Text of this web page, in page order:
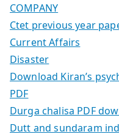
COMPANY
Ctet previous year
Current Affairs
Disaster
Download Kiran’s
PDF
Durga chalisa PDF
Dutt and sundaram